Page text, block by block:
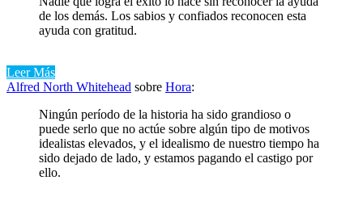
de los demás. Los sabios y confiados reconocen esta
ayuda con gratitud.
Leer Más
Alfred North Whitehead sobre Hora:
Ningún período de la historia ha sido grandioso o
puede serlo que no actúe sobre algún tipo de motivos
idealistas elevados, y el idealismo de nuestro tiempo ha
sido dejado de lado, y estamos pagando el castigo por
ello.